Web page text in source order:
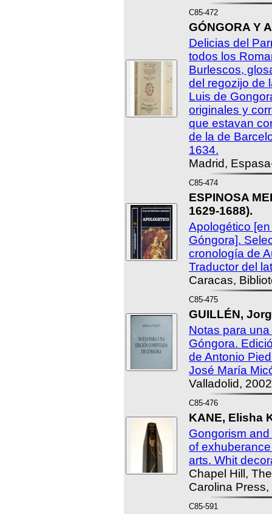
C85-472
GÓNGORA Y
Delicias del
todos los
Burlescos,
del regozijo de
Luis de
originales y
que estavan
de la de
1634.
Madrid,
C85-474
ESPINOSA
1629-1688).
Apologético
Góngora].
cronología de
Traductor del
Caracas,
C85-475
GUILLÉN,
Notas para
Góngora.
de Antonio
José María
Valladolid,
C85-476
KANE, Elisha
Gongorism
of
arts. Whit
Chapel Hill,
Carolina
C85-591